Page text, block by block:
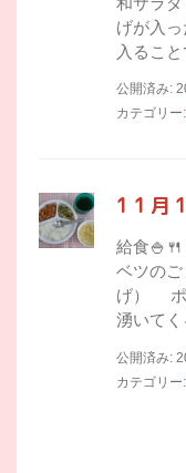
げが入
入るこ
公開済み:
カテゴリー:
11月
給食
ベツの
げ） ポ
湧いて
公開済み:
カテゴリー: